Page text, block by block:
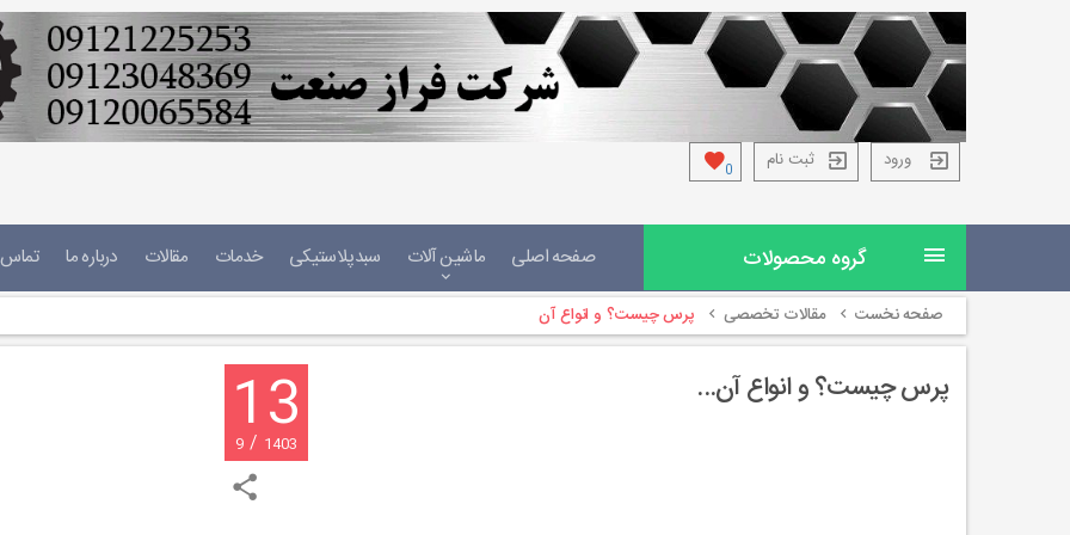
ورود ثبت نام 0
صفحه اصلی ماشین آلات سبدپلاستیکی خدمات مقالات درباره ما تماس گروه محصولات
صفحه نخست مقالات تخصصی پرس چیست؟ و انواع آن
پرس چیست؟ و انواع آن... 13
9 / 1403